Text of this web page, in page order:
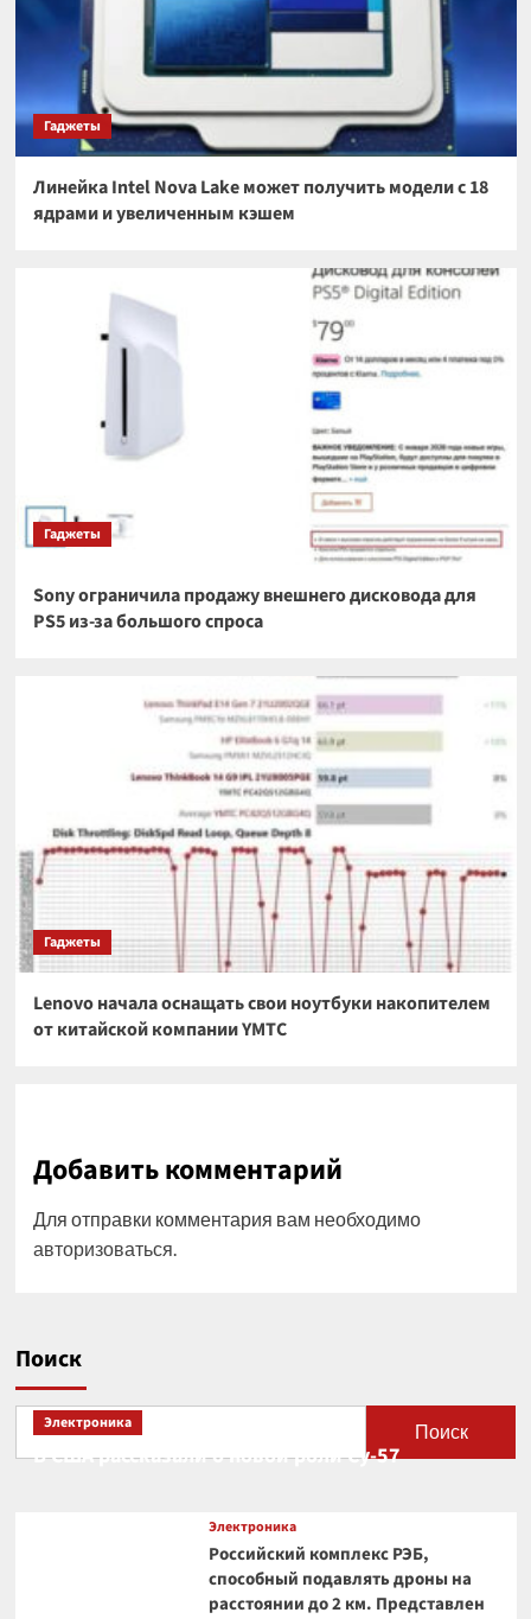
Гаджеты
Линейка Intel Nova Lake может получить модели с 18
ядрами и увеличенным кэшем
Гаджеты
Sony ограничила продажу внешнего дисковода для
PS5 из-за большого спроса
Гаджеты
Lenovo начала оснащать свои ноутбуки накопителем
от китайской компании YMTC
Добавить комментарий
Для отправки комментария вам необходимо
авторизоваться
Поиск
Поиск
Электроника
В США рассказали о новой роли Су-57
Электроника
Российский комплекс РЭБ,
способный подавлять дроны на
расстоянии до 2 км. Представлен